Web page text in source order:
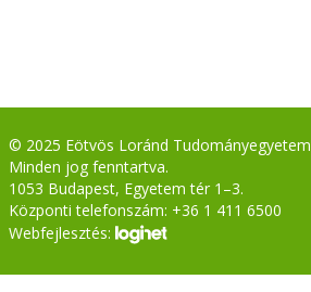
© 2025 Eötvös Loránd Tudományegyetem
Minden jog fenntartva.
1053 Budapest, Egyetem tér 1–3.
Központi telefonszám: +36 1 411 6500
Webfejlesztés: